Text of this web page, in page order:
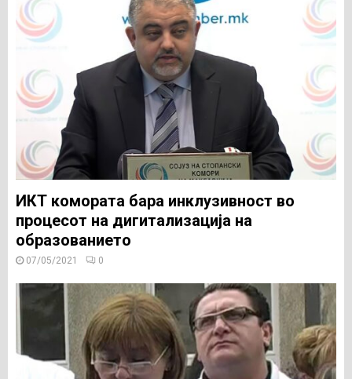
ИКТ комората бара инклузивност во
процесот на дигитализација на
образованието
07/05/2021 0